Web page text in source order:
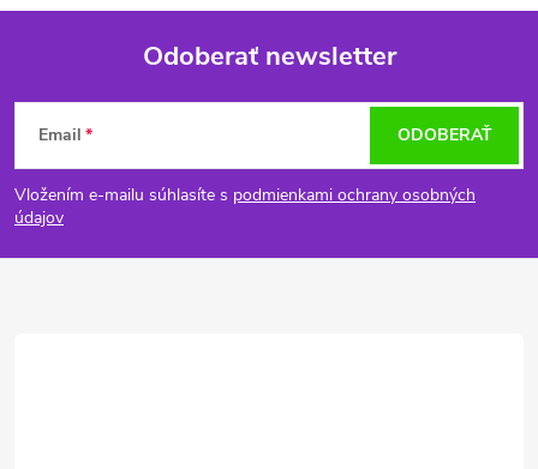
Z
á
p
Odoberať newsletter
Email
Vložením e-mailu súhlasíte s podmienkami ochrany osobných
údajov
ODOBERAŤ